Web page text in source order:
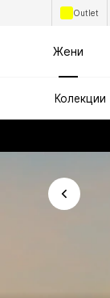
Outlet
Жени
Колекции